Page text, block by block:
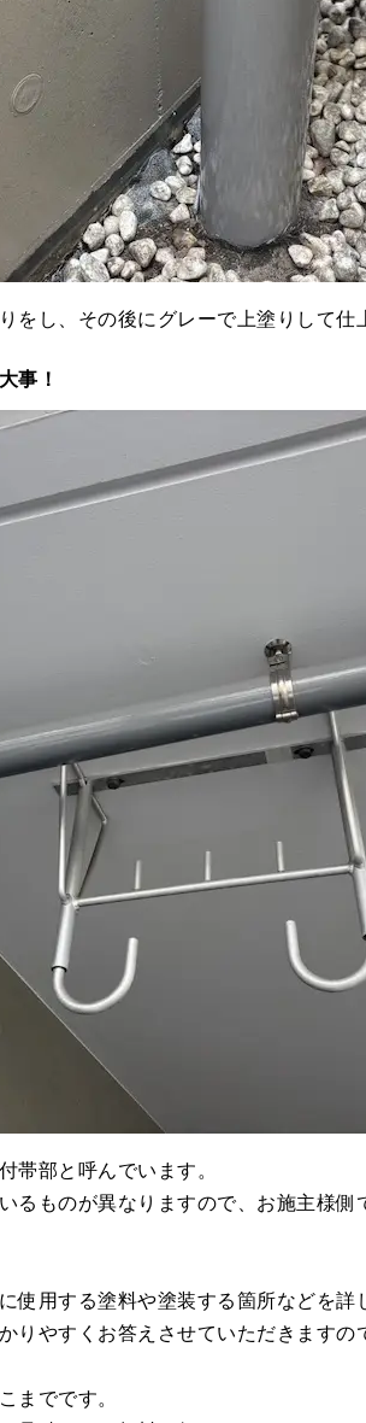
をし、その後にグレーで上塗りして仕
事！
帯部と呼んでいます。
るものが異なりますので、お施主様
使用する塗料や塗装する箇所などを詳
りやすくお答えさせていただきますの
までです。